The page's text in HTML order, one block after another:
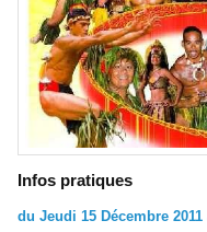
Infos pratiques
du Jeudi 15 Décembre